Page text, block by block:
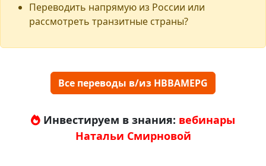
Переводить напрямую из России или
рассмотреть транзитные страны?
Все переводы в/из HBBAMEPG
Инвестируем в знания: вебинары
Натальи Смирновой